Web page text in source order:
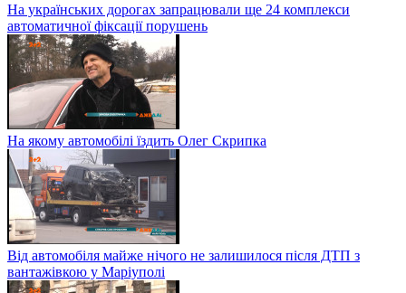
На українських дорогах запрацювали ще 24 комплекси
автоматичної фіксації порушень
На якому автомобілі їздить Олег Скрипка
Від автомобіля майже нічого не залишилося після ДТП з
вантажівкою у Маріуполі